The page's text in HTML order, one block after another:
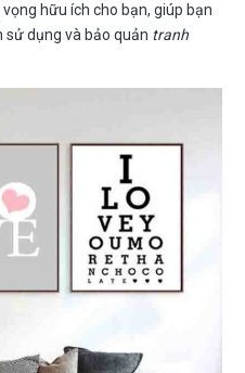
hữu ích cho bạn, giúp bạn
sử dụng và bảo quản tranh